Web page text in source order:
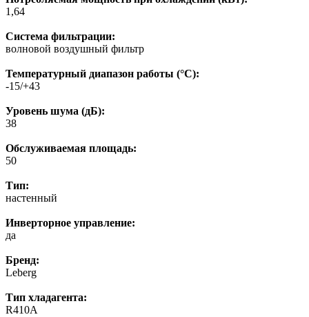
1,64
Система фильтрации:
волновой воздушный фильтр
Температурный диапазон работы (°C):
-15/+43
Уровень шума (дБ):
38
Обслуживаемая площадь:
50
Тип:
настенный
Инверторное управление:
да
Бренд:
Leberg
Тип хладагента:
R410A